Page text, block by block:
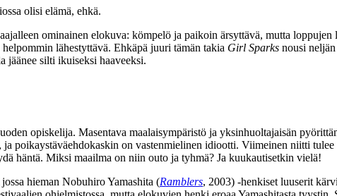
olisi elämä, ehkä.
ominainen elokuva: kömpelö ja paikoin ärsyttävä, mutta
lähestyttävä. Ehkäpä juuri tämän takia Girl Sparks nousi
jäänee silti ikuiseksi haaveeksi.
opiskelija. Masentava maalaisympäristö ja yksinhuoltajaisän
poikaystäväehdokaskin on vastenmielinen idiootti. Viimeinen niitti
häntä. Miksi maailma on niin outo ja tyhmä? Ja kuukautisetkin vielä!
hieman Nobuhiro Yamashita (Ramblers, 2003) ‑henkiset luuserit